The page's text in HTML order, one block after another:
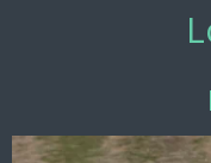
hoofdinhoud